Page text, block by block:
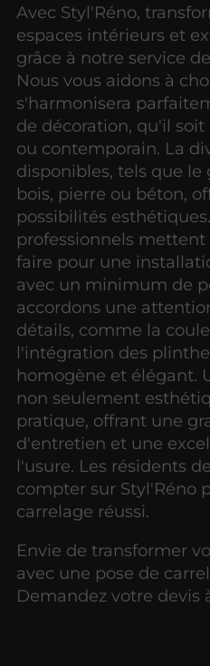
Avec Styl'Réno,
espaces intérieurs et
grâce à notre service
Nous vous aidons à
s'harmonisera
de décoration, qu'il
ou contemporain. La
disponibles, tels que
bois, pierre ou béton,
possibilités
professionnels
faire pour une
avec un minimum de
accordons une
détails, comme la
l'intégration des
homogène et élégant.
non seulement
pratique, offrant une
d'entretien et une
l'usure. Les résidents
compter sur Styl'Réno
carrelage réussi.
Envie de transformer
avec une pose de
Demandez votre devis